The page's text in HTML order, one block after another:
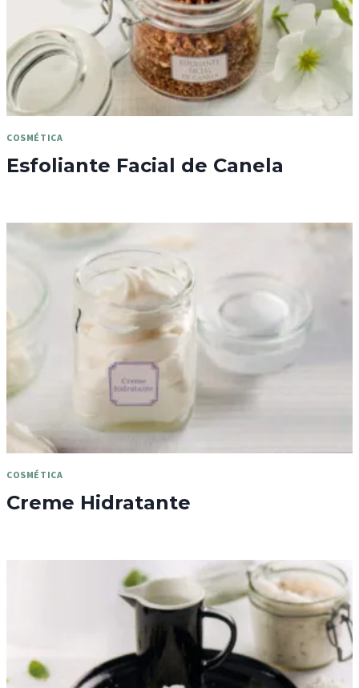
COSMÉTICA
Esfoliante Facial de Canela
COSMÉTICA
Creme Hidratante